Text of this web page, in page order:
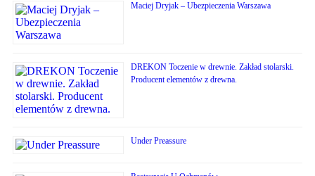
Maciej Dryjak – Ubezpieczenia Warszawa
DREKON Toczenie w drewnie. Zakład stolarski.
Producent elementów z drewna.
Under Preassure